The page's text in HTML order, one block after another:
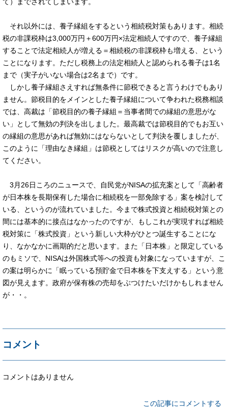
それ以外には、養子縁組をするという相続税対策もあります。相続
税の非課税枠は3,000万円＋600万円×法定相続人ですので、養子縁組
することで法定相続人が増える＝相続税の非課税枠も増える、という
ことになります。ただし税務上の法定相続人と認められる養子は1名
まで（実子がいない場合は2名まで）です。
しかし養子縁組さえすれば無条件に節税できると言うわけでもあり
ません。節税目的をメインとした養子縁組について争われた税務相談
では、高裁は「節税目的の養子縁組＝当事者間での縁組の意思がな
い」として無効の判決を出しました。最高裁では節税目的でもお互い
の縁組の意思があれば無効にはならないとして判決を覆しましたが、
このように「理由なき縁組」は節税としてはリスクが高いので注意し
てください。
3月26日ころのニュースで、自民党がNISAの拡充案として「高齢者
が日本株を長期保有した場合に相続税を一部免除する」案を検討して
いる、というのが流れていました。今まで株式投資と相続税対策との
間には基本的に接点はなかったのですが、もしこれが実現すれば相続
税対策に「株式投資」という新しい大枠がひとつ誕生することにな
り、なかなかに画期的だと思います。また「日本株」と限定している
のもミソで、NISAは外国株式等への投資も対象になっていますが、こ
の案は明らかに「眠っている預貯金で日本株を下支えする」という意
図が見えます。政府が保有株の売却をぶつけたいだけかもしれません
が・・。
コメント
コメントはありません
この記事にコメントする